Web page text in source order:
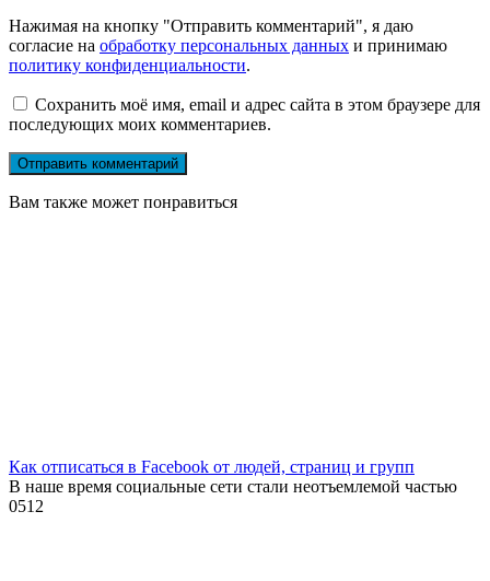
Нажимая на кнопку "Отправить комментарий", я даю
согласие на обработку персональных данных и принимаю
политику конфиденциальности.
Сохранить моё имя, email и адрес сайта в этом браузере для
последующих моих комментариев.
Вам также может понравиться
Как отписаться в Facebook от людей, страниц и групп
В наше время социальные сети стали неотъемлемой частью
0512